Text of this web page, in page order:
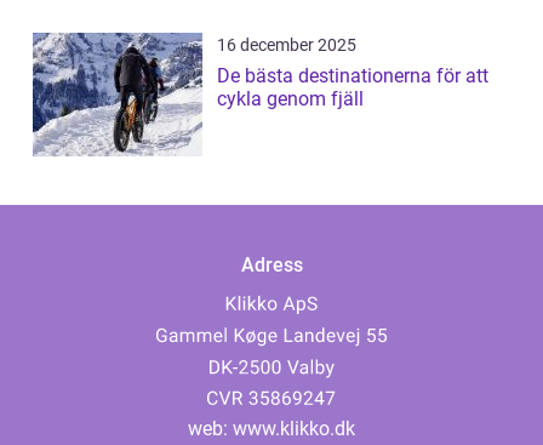
16 december 2025
De bästa destinationerna för att
cykla genom fjäll
Adress
web: www.klikko.dk